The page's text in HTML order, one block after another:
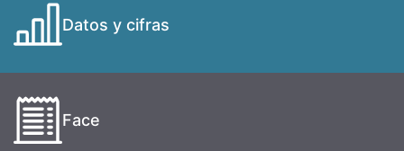
Datos y cifras
Face